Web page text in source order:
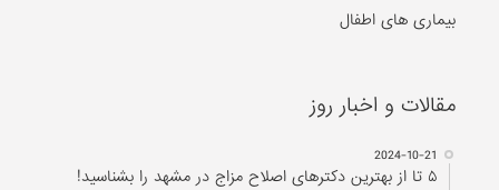
بیماری های اطفال
مقالات و اخبار روز
2024-10-21
۵ تا از بهترین دکتر‌های اصلاح مزاج در مشهد را بشناسید!